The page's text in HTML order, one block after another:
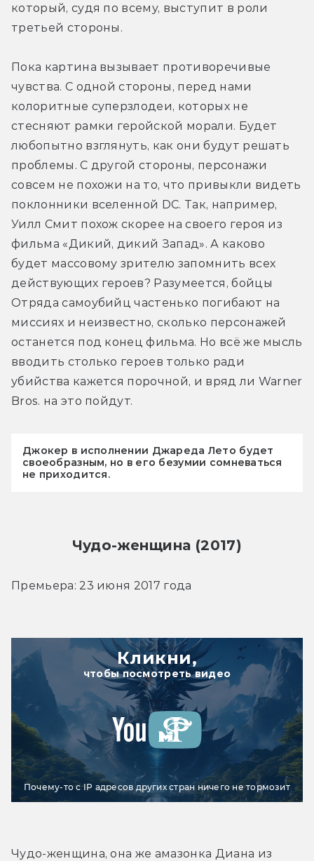
который, судя по всему, выступит в роли
третьей стороны.
Пока картина вызывает противоречивые
чувства. С одной стороны, перед нами
колоритные суперзлодеи, которых не
стесняют рамки геройской морали. Будет
любопытно взглянуть, как они будут решать
проблемы. С другой стороны, персонажи
совсем не похожи на то, что привыкли видеть
поклонники вселенной DC. Так, например,
Уилл Смит похож скорее на своего героя из
фильма «Дикий, дикий Запад». А каково
будет массовому зрителю запомнить всех
действующих героев? Разумеется, бойцы
Отряда самоубийц частенько погибают на
миссиях и неизвестно, сколько персонажей
останется под конец фильма. Но всё же мысль
вводить столько героев только ради
убийства кажется порочной, и вряд ли Warner
Bros. на это пойдут.
Джокер в исполнении Джареда Лето будет
своеобразным, но в его безумии сомневаться
не приходится.
Чудо-женщина (2017)
Премьера: 23 июня 2017 года
Кликни,
чтобы посмотреть видео
Почему-то с IP адресов других стран ничего не тормозит
Чудо-женщина, она же амазонка Диана из